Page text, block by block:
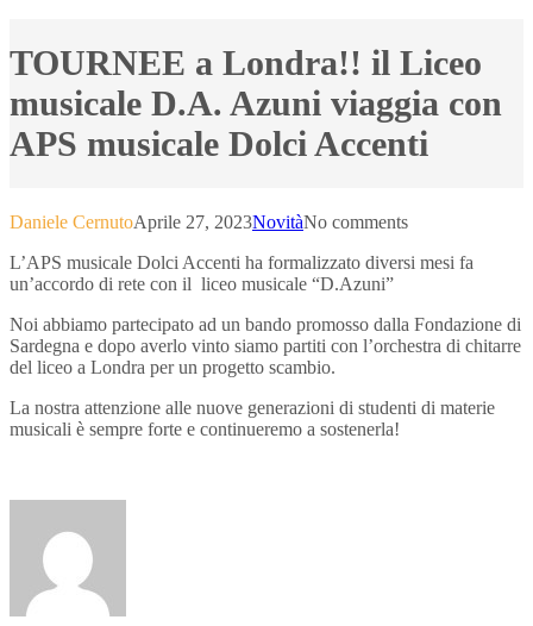
TOURNEE a Londra!! il Liceo
musicale D.A. Azuni viaggia con
APS musicale Dolci Accenti
Daniele CernutoAprile 27, 2023NovitàNo comments
L’APS musicale Dolci Accenti ha formalizzato diversi mesi fa
un’accordo di rete con il liceo musicale “D.Azuni”
Noi abbiamo partecipato ad un bando promosso dalla Fondazione di
Sardegna e dopo averlo vinto siamo partiti con l’orchestra di chitarre
del liceo a Londra per un progetto scambio.
La nostra attenzione alle nuove generazioni di studenti di materie
musicali è sempre forte e continueremo a sostenerla!